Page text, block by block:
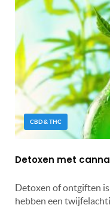
CBD & THC
Detoxen met
Detoxen of ontgiften
hebben een